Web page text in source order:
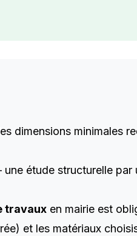
dimensions minimales
étude structurelle par
travaux en mairie est
et les matériaux